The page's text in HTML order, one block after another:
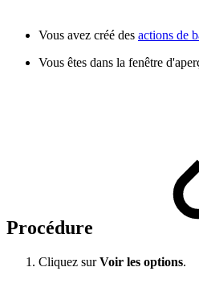
Vous avez créé des actions de
Vous êtes dans la fenêtre
Procédure
Cliquez surVoir les options.